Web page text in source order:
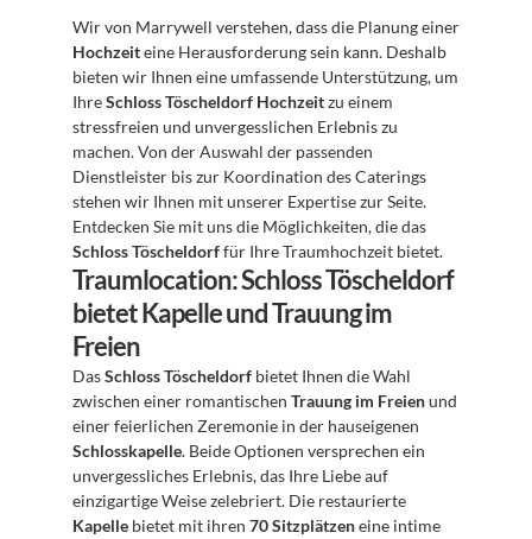
Hochzeit eine Herausforderung sein kann. Deshalb
bieten wir Ihnen eine umfassende Unterstützung, um
Ihre Schloss Töscheldorf Hochzeit zu einem
stressfreien und unvergesslichen Erlebnis zu
machen. Von der Auswahl der passenden
Dienstleister bis zur Koordination des Caterings
stehen wir Ihnen mit unserer Expertise zur Seite.
Schloss Töscheldorf für Ihre Traumhochzeit bietet.
Traumlocation: Schloss Töscheldorf
bietet Kapelle und Trauung im
Freien
Das Schloss Töscheldorf bietet Ihnen die Wahl
zwischen einer romantischen Trauung im Freien und
Schlosskapelle. Beide Optionen versprechen ein
unvergessliches Erlebnis, das Ihre Liebe auf
Kapelle bietet mit ihren 70 Sitzplätzen eine intime